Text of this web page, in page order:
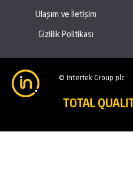
Ulaşım ve İletişim
Gizlilik Politikası
© Intertek Group plc